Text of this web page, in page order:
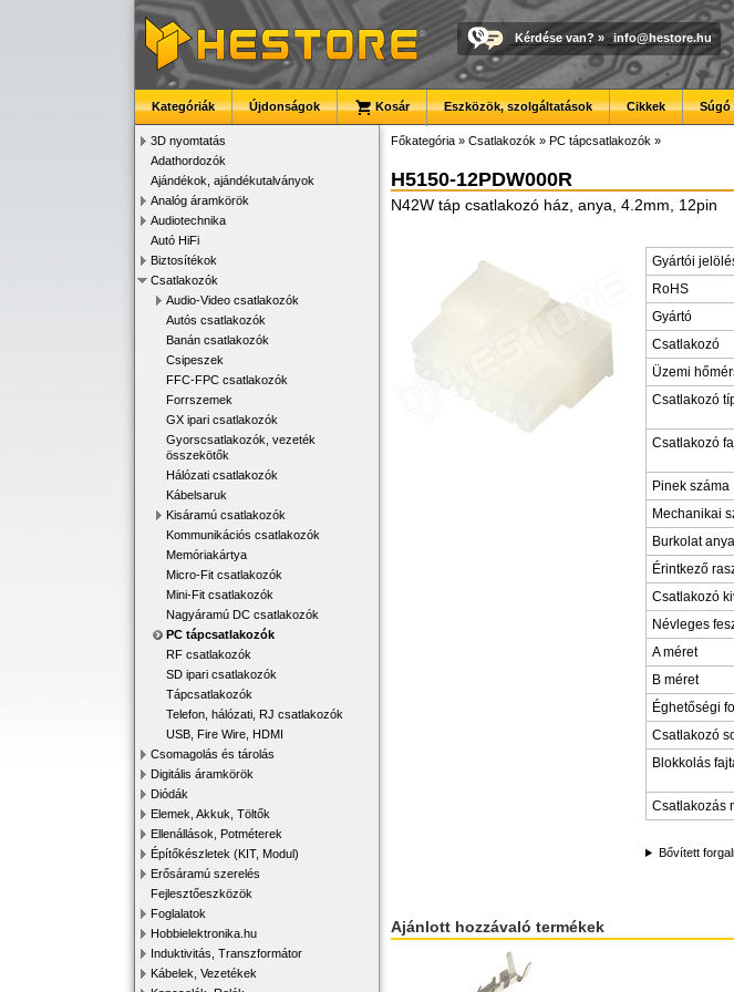
Kérdése van? » info@hestore.hu
Kategóriák Újdonságok Kosár Eszközök, szolgáltatások Cikkek Súgó
3D nyomtatás
Adathordozók
Ajándékok, ajándékutalványok
Analóg áramkörök
Audiotechnika
Autó HiFi
Biztosítékok
Csatlakozók
Audio-Video csatlakozók
Autós csatlakozók
Banán csatlakozók
Csipeszek
FFC-FPC csatlakozók
Forrszemek
GX ipari csatlakozók
Gyorscsatlakozók, vezeték
összekötők
Hálózati csatlakozók
Kábelsaruk
Kisáramú csatlakozók
Kommunikációs csatlakozók
Memóriakártya
Micro-Fit csatlakozók
Mini-Fit csatlakozók
Nagyáramú DC csatlakozók
PC tápcsatlakozók
RF csatlakozók
SD ipari csatlakozók
Tápcsatlakozók
Telefon, hálózati, RJ csatlakozók
USB, Fire Wire, HDMI
Csomagolás és tárolás
Digitális áramkörök
Diódák
Elemek, Akkuk, Töltők
Ellenállások, Potméterek
Építőkészletek (KIT, Modul)
Erősáramú szerelés
Fejlesztőeszközök
Foglalatok
Hobbielektronika.hu
Induktivitás, Transzformátor
Kábelek, Vezetékek
Főkategória » Csatlakozók » PC tápcsatlakozók »
H5150-12PDW000R
N42W táp csatlakozó ház, anya, 4.2mm, 12pin
Gyártói
RoHS
Gyártó
Csatlakozó
Üzemi
Csatlakozó
Csatlakozó
Pinek száma
Mechanikai
Burkolat
Érintkező
Csatlakozó
Névleges
A méret
B méret
Éghetőségi
Csatlakozó
Blokkolás
Csatlakozás
Bővített
Ajánlott hozzávaló termékek